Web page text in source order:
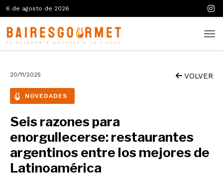
6 de agosto de 2026
20/11/2025 VOLVER
NOVEDADES
Seis razones para
enorgullecerse: restaurantes
argentinos entre los mejores de
Latinoamérica